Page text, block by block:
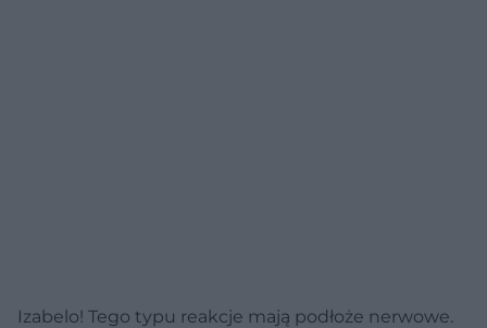
Izabelo! Tego typu reakcje mają podłoże nerwowe.